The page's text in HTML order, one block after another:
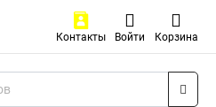
Контакты Войти Корзина